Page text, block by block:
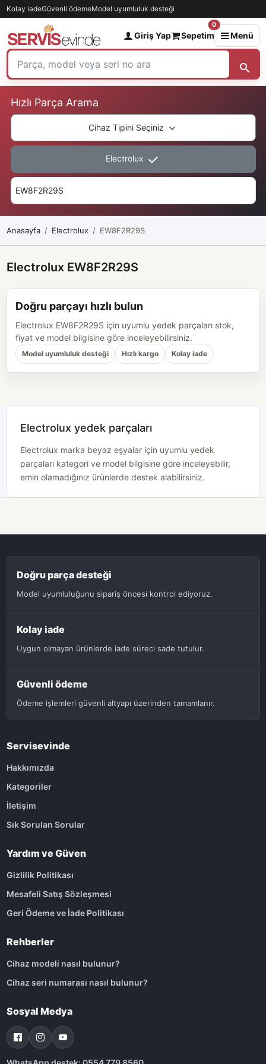
Kolay iadeGüvenli ödemeModel uyumluluk desteği
Giriş Yap Sepetim
0
Menü
Hızlı Parça Arama
Cihaz Tipini Seçiniz
Electrolux
Anasayfa Electrolux EW8F2R29S
Electrolux EW8F2R29S
Doğru parçayı hızlı bulun
Electrolux EW8F2R29S için uyumlu yedek parçaları stok,
fiyat ve model bilgisine göre inceleyebilirsiniz.
Model uyumluluk desteği Hızlı kargo Kolay iade
Electrolux yedek parçaları
Electrolux marka beyaz eşyalar için uyumlu yedek
parçaları kategori ve model bilgisine göre inceleyebilir,
emin olamadığınız ürünlerde destek alabilirsiniz.
Doğru parça desteği
Model uyumluluğunu sipariş öncesi kontrol ediyoruz.
Kolay iade
Uygun olmayan ürünlerde iade süreci sade tutulur.
Güvenli ödeme
Ödeme işlemleri güvenli altyapı üzerinden tamamlanır.
Servisevinde
Hakkımızda
Kategoriler
İletişim
Sık Sorulan Sorular
Yardım ve Güven
Gizlilik Politikası
Mesafeli Satış Sözleşmesi
Geri Ödeme ve İade Politikası
Rehberler
Cihaz modeli nasıl bulunur?
Cihaz seri numarası nasıl bulunur?
Sosyal Medya